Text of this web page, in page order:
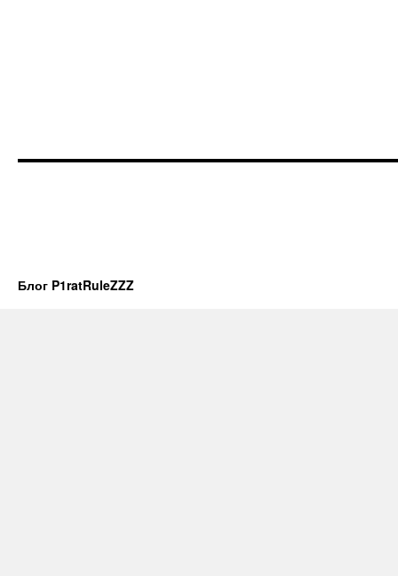
Блог P1ratRuleZZZ